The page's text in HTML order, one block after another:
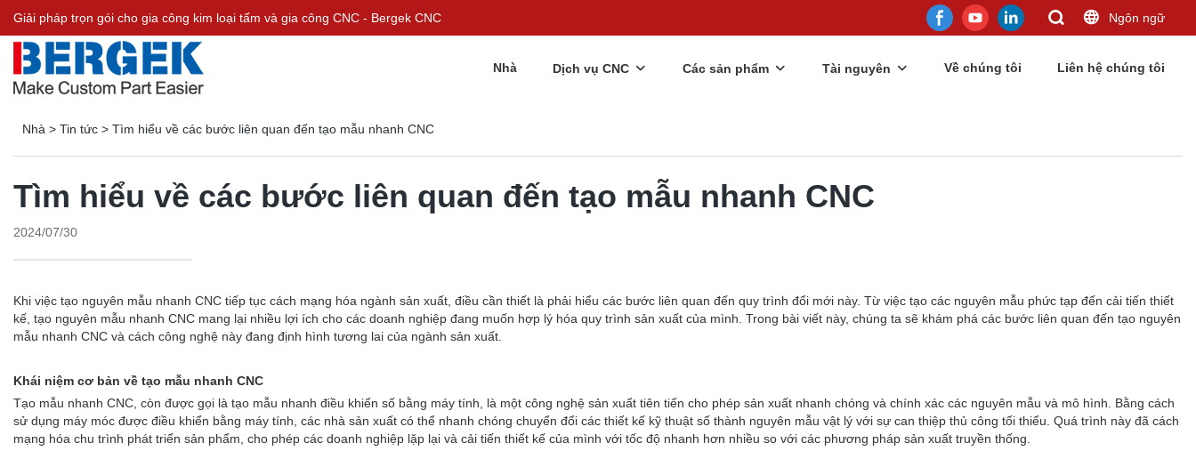
Giải pháp trọn gói cho gia công kim loại tấm và gia công CNC - Bergek CNC Ngôn ngữ
Nhà Dịch vụ CNC Các sản phẩm Tài nguyên Về chúng tôi Liên hệ chúng tôi
Nhà > Tin tức > Tìm hiểu về các bước liên quan đến tạo mẫu nhanh CNC
Tìm hiểu về các bước liên quan đến tạo mẫu nhanh CNC
2024/07/30
Khi việc tạo nguyên mẫu nhanh CNC tiếp tục cách mạng hóa ngành sản xuất, điều cần thiết là phải hiểu các bước liên quan đến quy trình đổi mới này. Từ việc tạo các nguyên mẫu phức tạp đến cải tiến thiết
kế, tạo nguyên mẫu nhanh CNC mang lại nhiều lợi ích cho các doanh nghiệp đang muốn hợp lý hóa quy trình sản xuất của mình. Trong bài viết này, chúng ta sẽ khám phá các bước liên quan đến tạo nguyên
mẫu nhanh CNC và cách công nghệ này đang định hình tương lai của ngành sản xuất.
Khái niệm cơ bản về tạo mẫu nhanh CNC
Tạo mẫu nhanh CNC, còn được gọi là tạo mẫu nhanh điều khiển số bằng máy tính, là một công nghệ sản xuất tiên tiến cho phép sản xuất nhanh chóng và chính xác các nguyên mẫu và mô hình. Bằng cách
sử dụng máy móc được điều khiển bằng máy tính, các nhà sản xuất có thể nhanh chóng chuyển đổi các thiết kế kỹ thuật số thành nguyên mẫu vật lý với sự can thiệp thủ công tối thiểu. Quá trình này đã cách
mạng hóa chu trình phát triển sản phẩm, cho phép các doanh nghiệp lặp lại và cải tiến thiết kế của mình với tốc độ nhanh hơn nhiều so với các phương pháp sản xuất truyền thống.